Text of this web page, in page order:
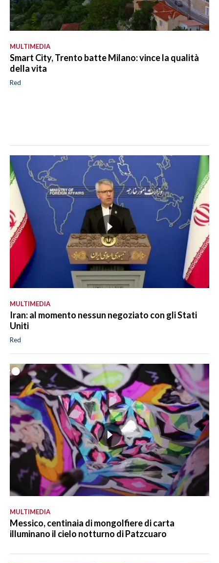
MULTIMEDIA
Smart City, Trento batte Milano: vince la qualità
della vita
Red
MULTIMEDIA
Iran: al momento nessun negoziato con gli Stati
Uniti
Red
MULTIMEDIA
Messico, centinaia di mongolfiere di carta
illuminano il cielo notturno di Patzcuaro